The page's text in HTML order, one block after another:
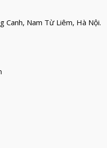
Canh, Nam Từ Liêm, Hà Nội.